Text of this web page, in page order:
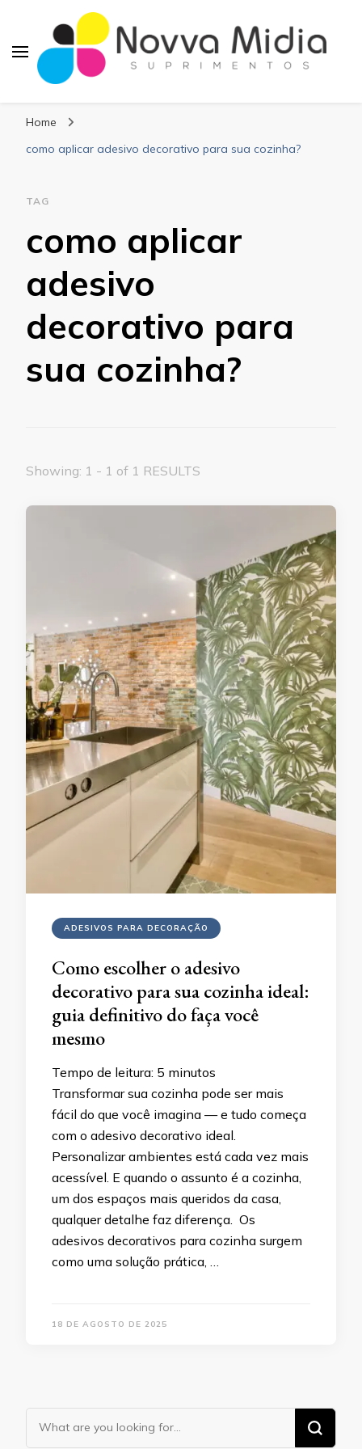
Home
como aplicar adesivo decorativo para sua cozinha?
TAG
como aplicar
adesivo
decorativo para
sua cozinha?
Showing: 1 - 1 of 1 RESULTS
ADESIVOS PARA DECORAÇÃO
Como escolher o adesivo
decorativo para sua cozinha ideal:
guia definitivo do faça você
mesmo
Tempo de leitura: 5 minutos
Transformar sua cozinha pode ser mais
fácil do que você imagina — e tudo começa
com o adesivo decorativo ideal.
Personalizar ambientes está cada vez mais
acessível. E quando o assunto é a cozinha,
um dos espaços mais queridos da casa,
qualquer detalhe faz diferença. Os
adesivos decorativos para cozinha surgem
como uma solução prática, …
18 DE AGOSTO DE 2025
Looking
for